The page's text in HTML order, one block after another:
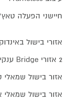
חיישני הפעלה
אזורי בישול
2 אזורי Bridge ענקיים: 210*370 מ"מ
אזור בישול שמאלי קדמי 210 מ"מ: 2300
אזור בישול שמאלי אחורי 210 מ"מ: